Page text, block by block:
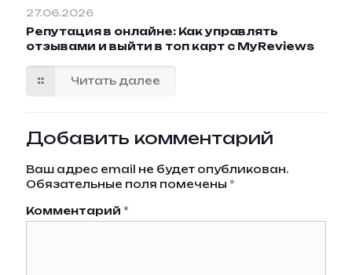
27.06.2026
Репутация в онлайне: Как управлять
отзывами и выйти в топ карт с MyReviews
Читать далее
Добавить комментарий
Ваш адрес email не будет опубликован.
Обязательные поля помечены *
Комментарий *